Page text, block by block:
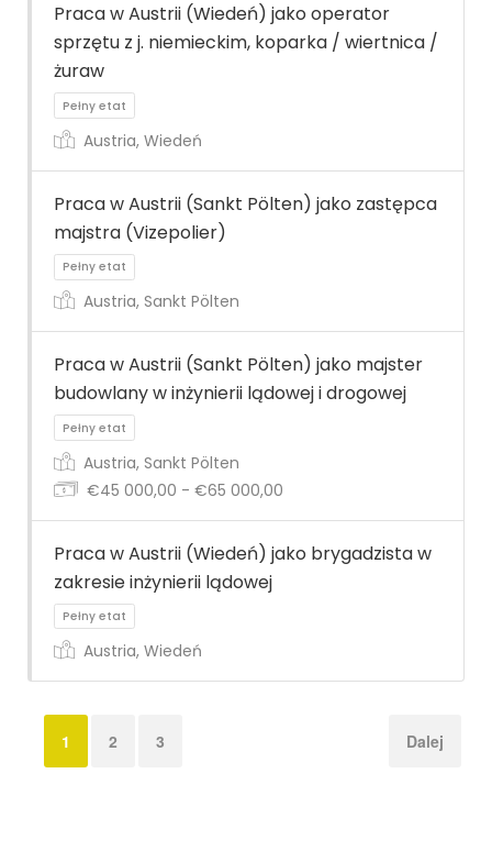
Praca w Austrii (Wiedeń) jako operator
sprzętu z j. niemieckim, koparka / wiertnica /
żuraw
Pełny etat
Austria, Wiedeń
Praca w Austrii (Sankt Pölten) jako zastępca
majstra (Vizepolier)
Austria, Sankt Pölten
Praca w Austrii (Sankt Pölten) jako majster
budowlany w inżynierii lądowej i drogowej
Austria, Sankt Pölten
€45 000,00 - €65 000,00
Praca w Austrii (Wiedeń) jako brygadzista w
zakresie inżynierii lądowej
Austria, Wiedeń
1 2 3 Dalej